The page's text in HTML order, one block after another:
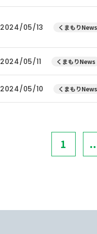
2024/05/13 くまもりNews
2024/05/11 くまもりNews
2024/05/10 くまもりNews
1